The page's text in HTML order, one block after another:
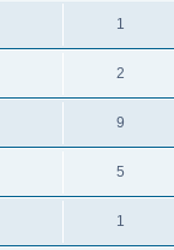
1
2
9
5
1